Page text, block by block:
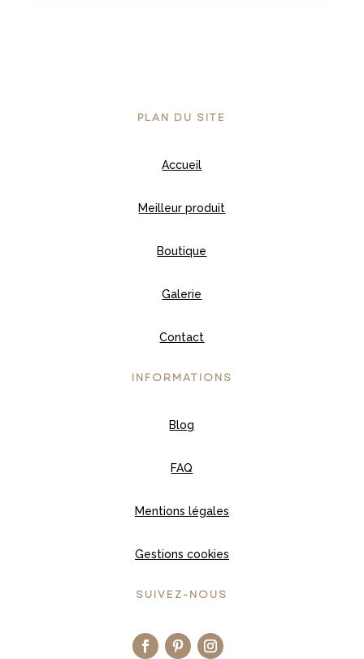
PLAN DU SITE
Accueil
Meilleur produit
Boutique
Galerie
Contact
INFORMATIONS
Blog
FAQ
Mentions légales
Gestions cookies
SUIVEZ-NOUS